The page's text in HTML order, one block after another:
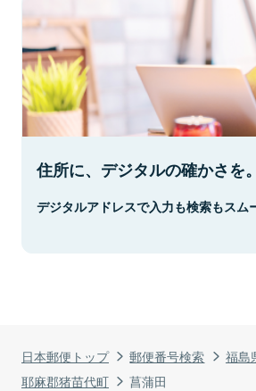
日本郵便トップ 郵便番号検索
福島
耶麻郡猪苗代町
菖蒲田
住所に、デジタルの確かさを。
デジタルアドレスで入力も検索もスム